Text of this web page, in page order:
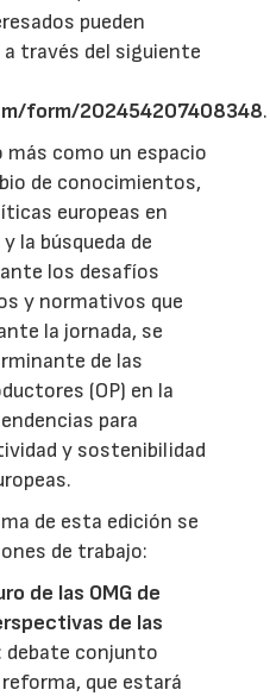
pueden
a través del siguiente
form/202454207408348.
más como un espacio
de conocimientos,
europeas en
la búsqueda de
los desafíos
y normativos que
la jornada, se
de las
(OP) en la
para
y sostenibilidad
de esta edición se
de trabajo:
de las OMG de
de las
debate conjunto
que estará